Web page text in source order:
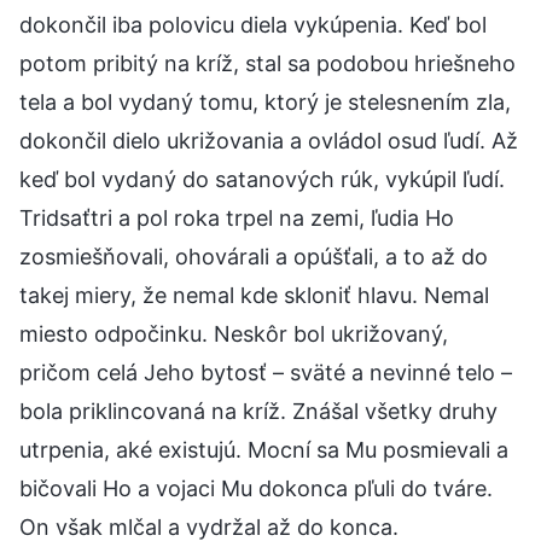
dokončil iba polovicu diela vykúpenia. Keď bol
potom pribitý na kríž, stal sa podobou hriešneho
tela a bol vydaný tomu, ktorý je stelesnením zla,
dokončil dielo ukrižovania a ovládol osud ľudí. Až
keď bol vydaný do satanových rúk, vykúpil ľudí.
Tridsaťtri a pol roka trpel na zemi, ľudia Ho
zosmiešňovali, ohovárali a opúšťali, a to až do
takej miery, že nemal kde skloniť hlavu. Nemal
miesto odpočinku. Neskôr bol ukrižovaný,
pričom celá Jeho bytosť – sväté a nevinné telo –
bola priklincovaná na kríž. Znášal všetky druhy
utrpenia, aké existujú. Mocní sa Mu posmievali a
bičovali Ho a vojaci Mu dokonca pľuli do tváre.
On však mlčal a vydržal až do konca.